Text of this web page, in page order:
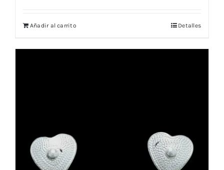
Añadir al carrito Detalles